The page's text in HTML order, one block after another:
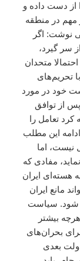
از دست داده و
در منطقه
نوشت: اگر
سر گیرد،
متحدان
تحریم‌های
خود در مورد
پس از توافق
تعامل را
این مطلب
نیست، اما
مفادی که
هسته‌ای ایران
مانع ایران
شود. سیاست
بیشتر
بحران‌های
بعدی